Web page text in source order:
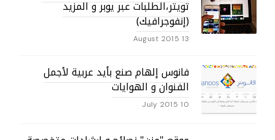
تويتر،الطلبات عبر يوبر و المزيد
(إنفوجرافيك)
13 August 2015
فانوس إلهام صنع بأيد عربية لأجمل
الفنوان و الهوايات
10 July 2015